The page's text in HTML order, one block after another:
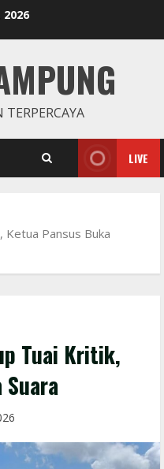
TERPERCAYA
LIVE
Ketua Pansus Buka
Tuai Kritik,